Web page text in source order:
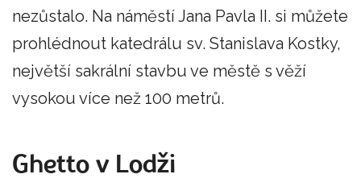
nezůstalo. Na náměstí Jana Pavla II. si můžete
prohlédnout katedrálu sv. Stanislava Kostky,
největší sakrální stavbu ve městě s věží
vysokou více než 100 metrů.
Ghetto v Lodži